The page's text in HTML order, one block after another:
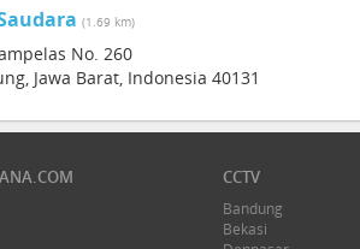
(1.69 km)
No. 260
Jawa Barat, Indonesia 40131
CCTV
Bandung
Bekasi